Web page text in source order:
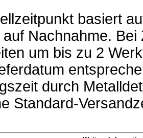
basiert
Nachnahme.
um bis zu 2
durch
Standard-